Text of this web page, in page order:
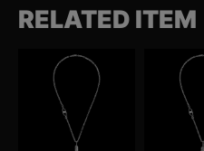
RELATED ITEM